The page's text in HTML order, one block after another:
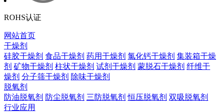
ROHS认证
网站首页
干燥剂
硅胶干燥剂 食品干燥剂 药用干燥剂 氯化钙干燥剂 集装箱干燥
剂 矿物干燥剂 柱状干燥剂 试剂干燥剂 蒙脱石干燥剂 纤维干
燥剂 分子筛干燥剂 除味干燥剂
脱氧剂
防油脱氧剂 防尘脱氧剂 三防脱氧剂 恒压脱氧剂 双吸脱氧剂
行业应用